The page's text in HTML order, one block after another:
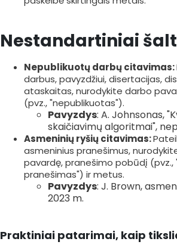
Nestandartiniai
Nepublikuotų darbų citavimas:
darbus, pavyzdžiui, disertacijas,
ataskaitas, nurodykite darbo
(pvz., "nepublikuotas").
Pavyzdys: A. Johnsonas,
skaičiavimų algoritmai",
Asmeninių ryšių citavimas:
asmeninius pranešimus,
pavardę, pranešimo pobūdį (pvz.,
pranešimas") ir metus.
Pavyzdys: J. Brown,
2023 m.
Praktiniai patarimai, kaip